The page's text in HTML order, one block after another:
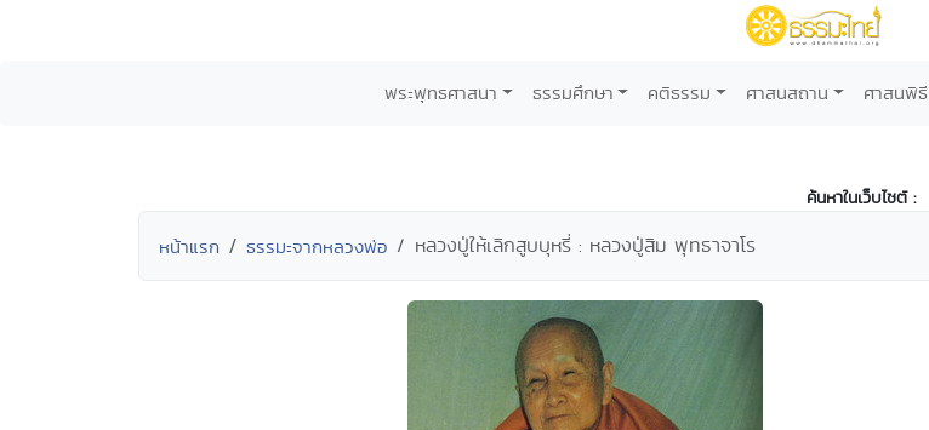
พระพุทธศาสนา ธรรมศึกษา คติธรรม ศาสนสถาน ศาสนพิธี
ค้นหาในเว็บไซต์ :
หน้าแรก ธรรมะจากหลวงพ่อ หลวงปู่ให้เลิกสูบบุหรี่ : หลวงปู่สิม พุทธาจาโร